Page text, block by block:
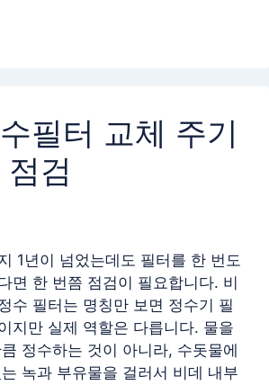
필터 교체 주기
검
1년이 넘었는데도 필터를 한 번도
면 한 번쯤 점검이 필요합니다. 비
수 필터는 명칭만 보면 정수기 필
지만 실제 역할은 다릅니다. 물을
정수하는 것이 아니라, 수돗물에
녹과 부유물을 걸러서 비데 내부